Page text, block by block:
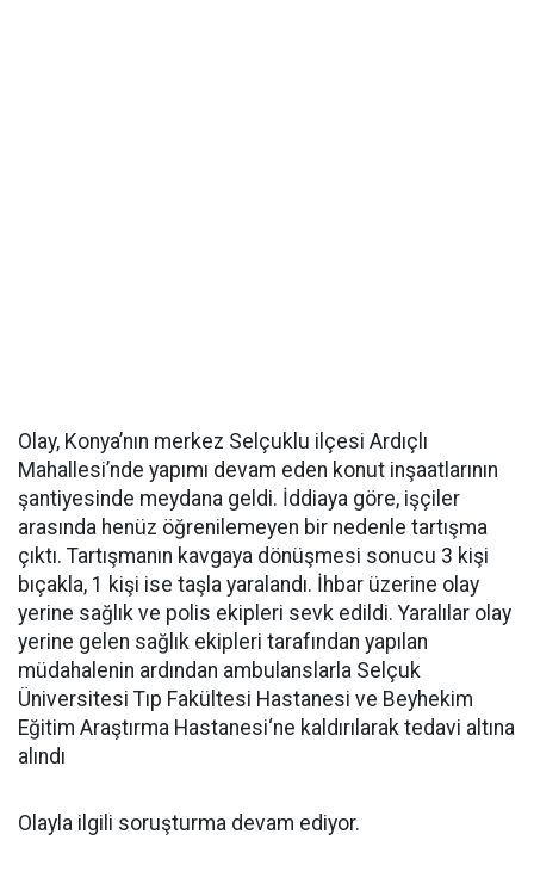
Olay, Konya’nın merkez Selçuklu ilçesi Ardıçlı
Mahallesi’nde yapımı devam eden konut inşaatlarının
şantiyesinde meydana geldi. İddiaya göre, işçiler
arasında henüz öğrenilemeyen bir nedenle tartışma
çıktı. Tartışmanın kavgaya dönüşmesi sonucu 3 kişi
bıçakla, 1 kişi ise taşla yaralandı. İhbar üzerine olay
yerine sağlık ve polis ekipleri sevk edildi. Yaralılar olay
yerine gelen sağlık ekipleri tarafından yapılan
müdahalenin ardından ambulanslarla Selçuk
Üniversitesi Tıp Fakültesi Hastanesi ve Beyhekim
Eğitim Araştırma Hastanesi‘ne kaldırılarak tedavi altına
alındı
Olayla ilgili soruşturma devam ediyor.